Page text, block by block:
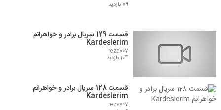
79 بازدید
قسمت 129 سریال برادر و خواهرانم
Kardeslerim
reza007
104 بازدید
قسمت 128 سریال برادر و خواهرانم
Kardeslerim
reza007